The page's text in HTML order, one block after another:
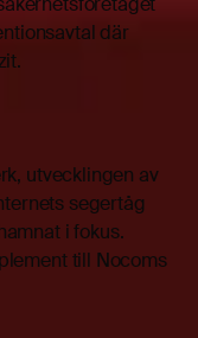
där
utvecklingen av
segertåg
i fokus.
till Nocoms